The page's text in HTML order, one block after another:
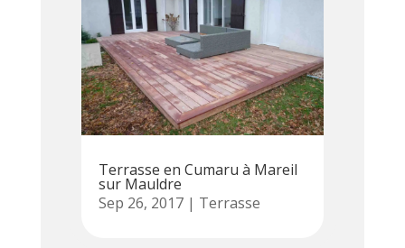
Terrasse en Cumaru à Mareil
sur Mauldre
Sep 26, 2017| Terrasse